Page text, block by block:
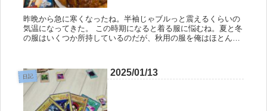
昨晩から急に寒くなったね。半袖じゃブルっと震えるくらいの
気温になってきた。 この時期になると着る服に悩むね。夏と冬
の服はいくつか所持しているのだが、秋用の服を俺はほとんど
日記 2025/01/13